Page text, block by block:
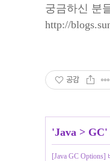
궁금하신 분
http://
공감
'Java > GC'
[Java GC